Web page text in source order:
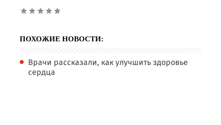
ПОХОЖИЕ НОВОСТИ:
Врачи рассказали, как улучшить здоровье
сердца